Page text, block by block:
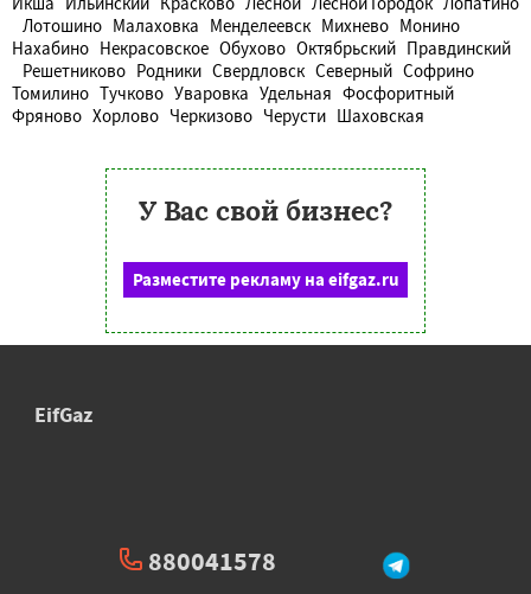
Лотошино Малаховка Менделеевск Михнево Монино
Нахабино Некрасовское Обухово Октябрьский Правдинский
Решетниково Родники Свердловск Северный Софрино
Томилино Тучково Уваровка Удельная Фосфоритный
Фряново Хорлово Черкизово Черусти Шаховская
У Вас свой бизнес?
Разместите рекламу на eifgaz.ru
EifGaz
880041578